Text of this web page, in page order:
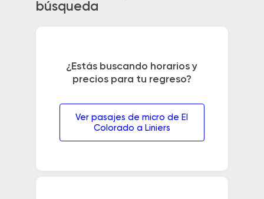
búsqueda
¿Estás buscando horarios y
precios para tu regreso?
Ver pasajes de micro de El
Colorado a Liniers